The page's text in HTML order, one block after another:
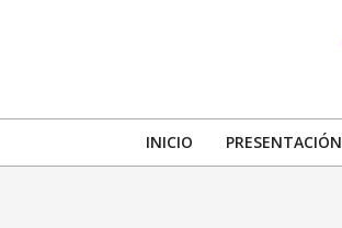
INICIO PRESENTACIÓN